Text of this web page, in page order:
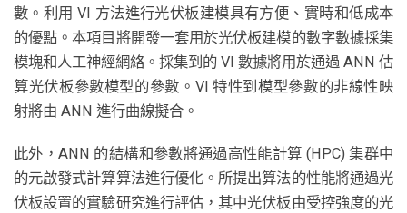
數。利用 VI 方法進行光伏板建模具有方便、實時和低成本
的優點。本項目將開發一套用於光伏板建模的數字數據採集
模塊和人工神經網絡。採集到的 VI 數據將用於通過 ANN 估
算光伏板參數模型的參數。VI 特性到模型參數的非線性映
射將由 ANN 進行曲線擬合。
此外，ANN 的結構和參數將通過高性能計算 (HPC) 集群中
的元啟發式計算算法進行優化。所提出算法的性能將通過光
伏板設置的實驗研究進行評估，其中光伏板由受控強度的光